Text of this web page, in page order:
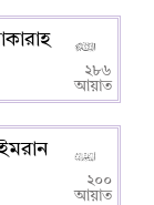
২৮৬
আয়াত
২০০
আয়াত